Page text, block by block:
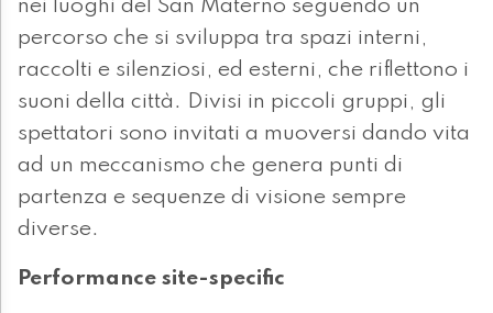
nei luoghi del San Materno seguendo un
percorso che si sviluppa tra spazi interni,
raccolti e silenziosi, ed esterni, che riflettono i
suoni della città. Divisi in piccoli gruppi, gli
spettatori sono invitati a muoversi dando vita
ad un meccanismo che genera punti di
partenza e sequenze di visione sempre
diverse.
Performance site-specific